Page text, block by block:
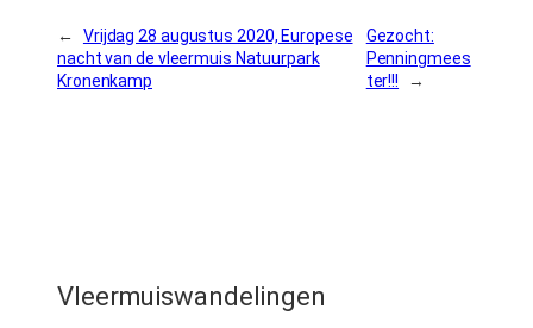
←
Vrijdag 28 augustus 2020, Europese
nacht van de vleermuis Natuurpark
Kronenkamp
Gezocht:
Penningmees
ter!!!
→
Vleermuiswandelingen